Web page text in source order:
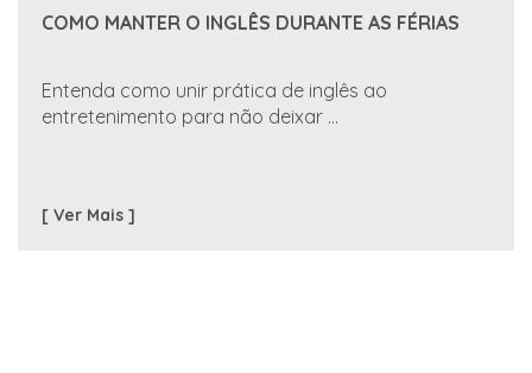
COMO MANTER O INGLÊS DURANTE AS FÉRIAS
Entenda como unir prática de inglês ao
entretenimento para não deixar ...
[ Ver Mais ]